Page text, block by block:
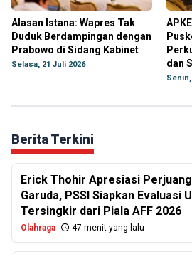
Alasan Istana: Wapres Tak
Duduk Berdampingan dengan
Prabowo di Sidang Kabinet
Selasa, 21 Juli 2026
dan
Berita Terkini
Erick Thohir Apresiasi
Garuda, PSSI Siapkan Evaluasi
Tersingkir dari Piala AFF 2026
Olahraga 47 menit yang lalu